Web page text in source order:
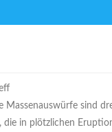
sind
in plötzlichen